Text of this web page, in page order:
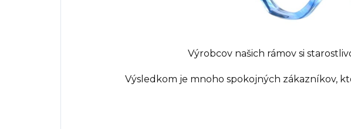
Výrobcov našich rámov si
Výsledkom je mnoho spokojných zákazníkov,